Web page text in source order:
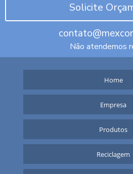
Solicite
Não atendemos
Home
Empresa
Produtos
Reciclagem